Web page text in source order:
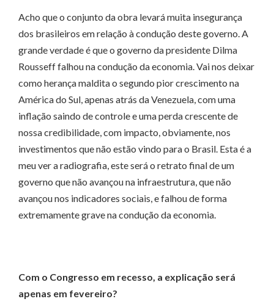
Acho que o conjunto da obra levará muita insegurança
dos brasileiros em relação à condução deste governo. A
grande verdade é que o governo da presidente Dilma
Rousseff falhou na condução da economia. Vai nos deixar
como herança maldita o segundo pior crescimento na
América do Sul, apenas atrás da Venezuela, com uma
inflação saindo de controle e uma perda crescente de
nossa credibilidade, com impacto, obviamente, nos
investimentos que não estão vindo para o Brasil. Esta é a
meu ver a radiografia, este será o retrato final de um
governo que não avançou na infraestrutura, que não
avançou nos indicadores sociais, e falhou de forma
extremamente grave na condução da economia.
Com o Congresso em recesso, a explicação será
apenas em fevereiro?